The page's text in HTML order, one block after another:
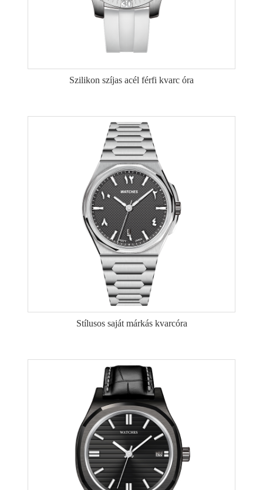
Szilikon szíjas acél férfi kvarc óra
Stílusos saját márkás kvarcóra